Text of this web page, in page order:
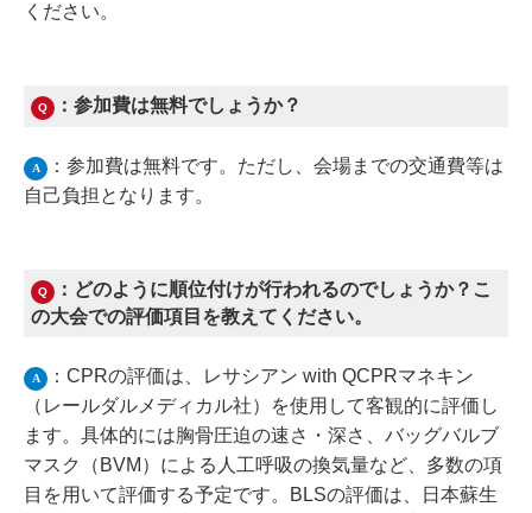
ください。
Q ：参加費は無料でしょうか？
A
：参加費は無料です。ただし、会場までの交通費等は
自己負担となります。
Q
：どのように順位付けが行われるのでしょうか？こ
の大会での評価項目を教えてください。
A
：CPRの評価は、レサシアン with QCPRマネキン
（レールダルメディカル社）を使用して客観的に評価し
ます。具体的には胸骨圧迫の速さ・深さ、バッグバルブ
マスク（BVM）による人工呼吸の換気量など、多数の項
目を用いて評価する予定です。BLSの評価は、日本蘇生